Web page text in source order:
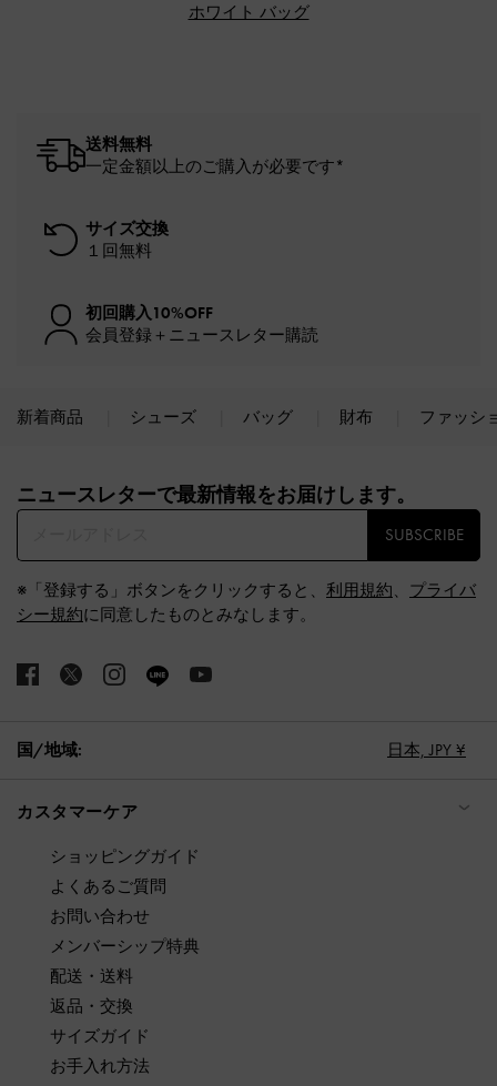
ホワイト バッグ
送料無料
一定金額以上のご購入が必要です*
サイズ交換
１回無料
初回購入10%OFF
会員登録＋ニュースレター購読
新着商品 シューズ バッグ 財布 ファッシ
ニュースレターで最新情報をお届けします。​
SUBSCRIBE
※「登録する」ボタンをクリックすると、 利用規約、 プライバ
シー規約に同意したものとみなします。
国/地域: 日本, JPY ¥
カスタマーケア
ショッピングガイド
よくあるご質問
お問い合わせ
メンバーシップ特典
配送・送料
返品・交換
サイズガイド
お手入れ方法